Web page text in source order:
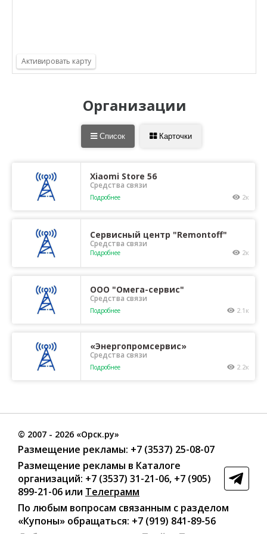
Организации
Список Карточки
Xiaomi Store 56
Средства связи
Подробнее 2к
Сервисный центр "Remontoff"
Средства связи
Подробнее 2к
ООО "Омега-сервис"
Средства связи
Подробнее 2.1к
«Энергопромсервис»
Средства связи
Подробнее 2.2к
© 2007 - 2026 «Орск.ру»
Размещение рекламы: +7 (3537) 25-08-07
Размещение рекламы в Каталоге
организаций: +7 (3537) 31-21-06, +7 (905)
899-21-06 или Телеграмм
По любым вопросам связанным с разделом
«Купоны» обращаться: +7 (919) 841-89-56